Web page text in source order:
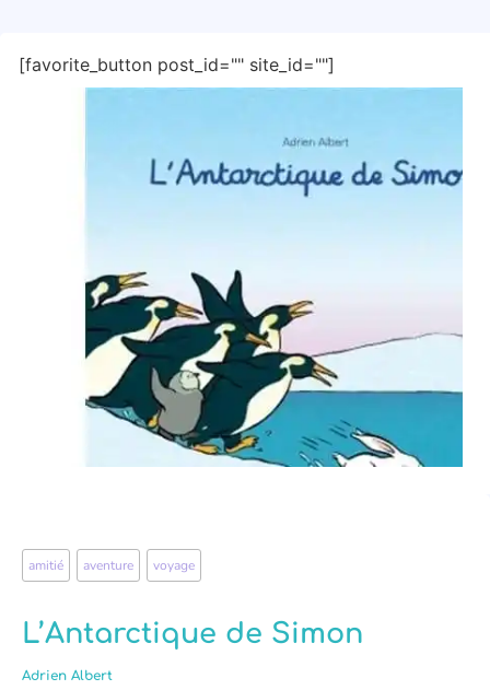
[favorite_button post_id="" site_id=""]
amitié aventure voyage
L’Antarctique de Simon
Adrien Albert